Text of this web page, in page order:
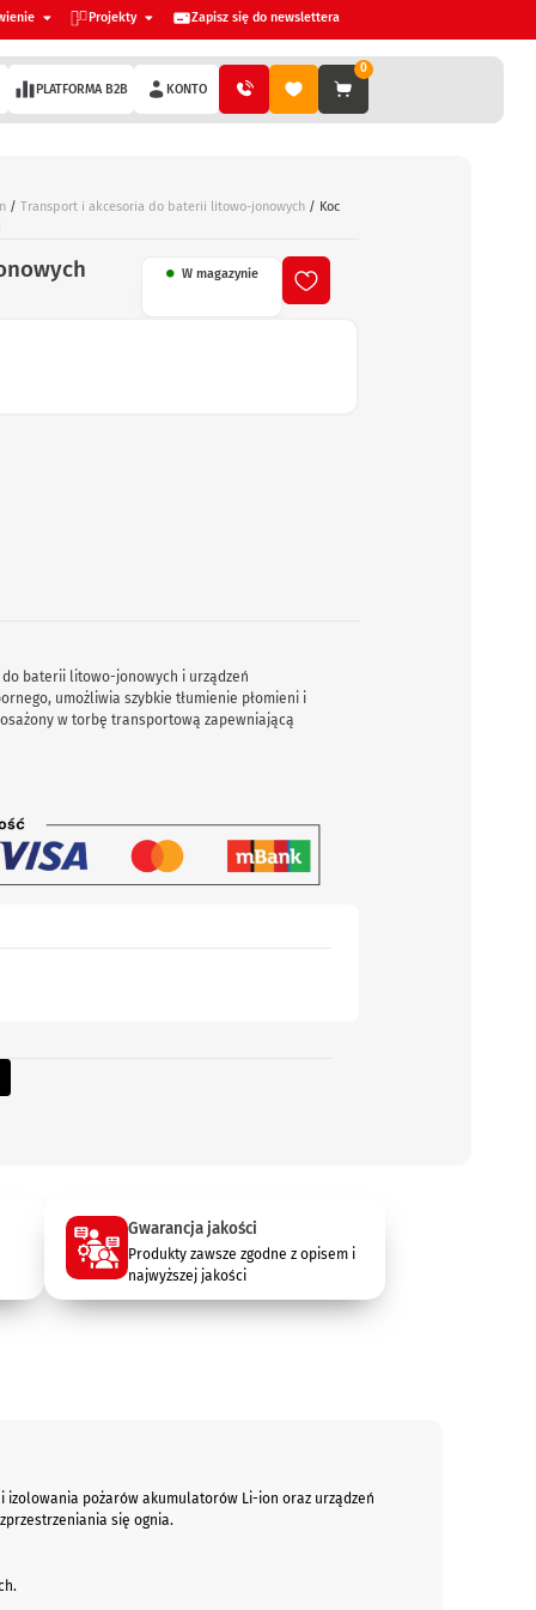
Projekty Zapisz się do newslettera
PLATFORMA B2B KONTO
0
/ Transport i akcesoria do baterii litowo-jonowych/ Koc
W magazynie
do baterii litowo-jonowych i urządzeń
umożliwia szybkie tłumienie płomieni i
w torbę transportową zapewniającą
Gwarancja jakości
Produkty zawsze zgodne z opisem i
najwyższej jakości
izolowania pożarów akumulatorów Li-ion oraz urządzeń
się ognia.